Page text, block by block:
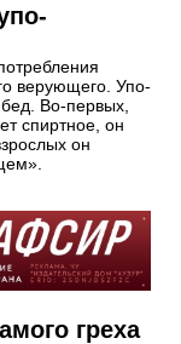
верующего. Упо­
Во-первых,
спиртное, он
он
греха